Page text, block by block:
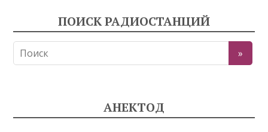
ПОИСК РАДИОСТАНЦИЙ
АНЕКТОД